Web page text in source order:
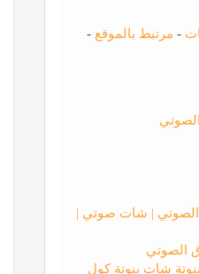
- مرتبط بالموقع -
| شات صوتي |
الصوتي
شات بنوتة كول